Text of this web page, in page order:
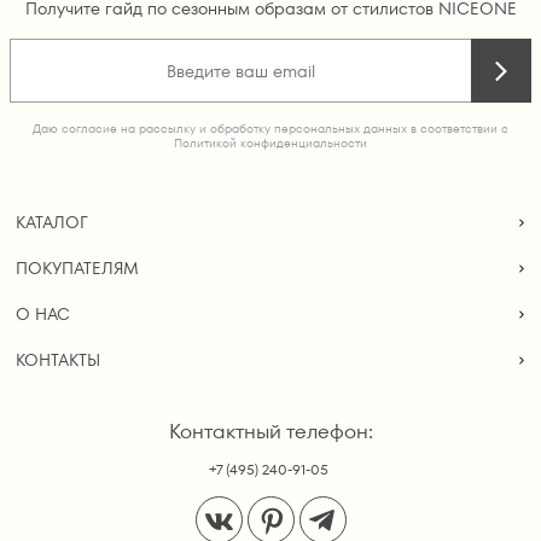
Получите гайд по сезонным образам от стилистов NICEONE
Даю согласие на рассылку и обработку персональных данных в соответствии с
Политикой конфиденциальности
КАТАЛОГ
ПОКУПАТЕЛЯМ
О НАС
КОНТАКТЫ
Контактный телефон:
+7 (495) 240-91-05